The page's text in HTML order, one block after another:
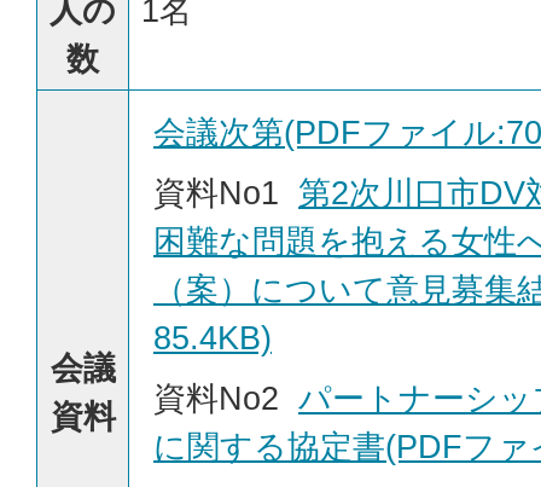
人の
数
1名
会議
資料
会議次第(PDFファイル
資料No1 第2次川口市DV
困難な問題を抱える女性
（案）について意見募集
85.4KB)
資料No2 パートナーシ
に関する協定書(PDFフ